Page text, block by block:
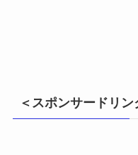
＜スポンサードリン